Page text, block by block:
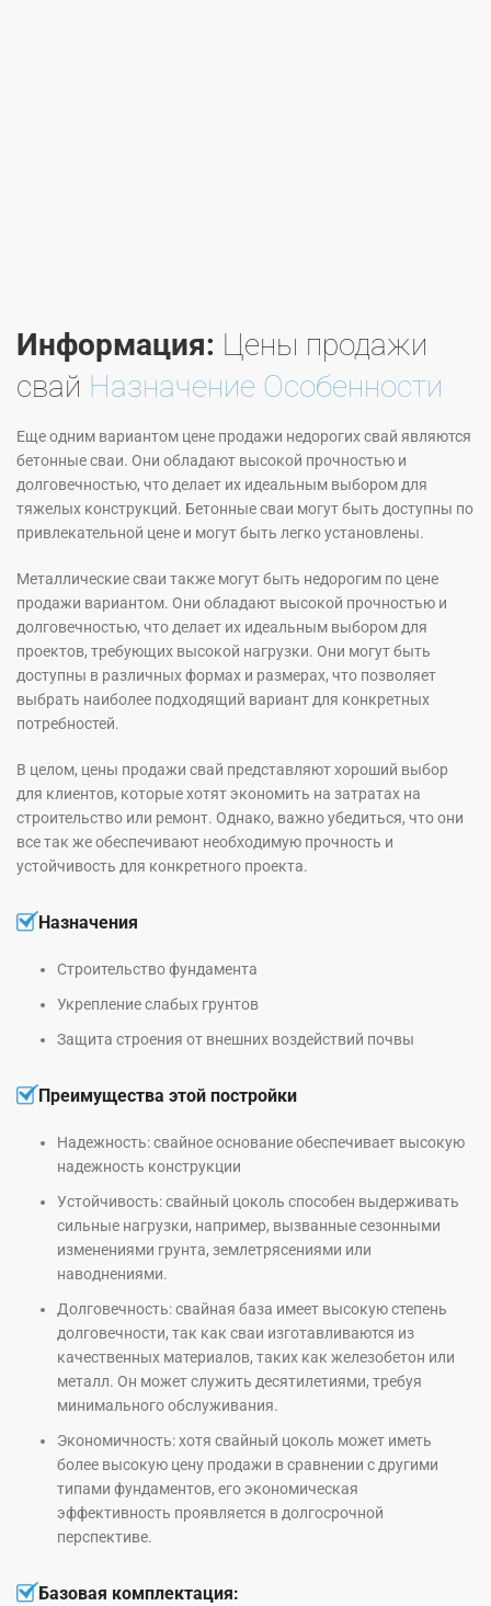
Информация: Цены продажи
свай Назначение Особенности
Еще одним вариантом цене продажи недорогих свай являются
бетонные сваи. Они обладают высокой прочностью и
долговечностью, что делает их идеальным выбором для
тяжелых конструкций. Бетонные сваи могут быть доступны по
привлекательной цене и могут быть легко установлены.
Металлические сваи также могут быть недорогим по цене
продажи вариантом. Они обладают высокой прочностью и
долговечностью, что делает их идеальным выбором для
проектов, требующих высокой нагрузки. Они могут быть
доступны в различных формах и размерах, что позволяет
выбрать наиболее подходящий вариант для конкретных
потребностей.
В целом, цены продажи свай представляют хороший выбор
для клиентов, которые хотят экономить на затратах на
строительство или ремонт. Однако, важно убедиться, что они
все так же обеспечивают необходимую прочность и
устойчивость для конкретного проекта.
Назначения
Строительство фундамента
Укрепление слабых грунтов
Защита строения от внешних воздействий почвы
Преимущества этой постройки
Надежность: свайное основание обеспечивает высокую
надежность конструкции
Устойчивость: свайный цоколь способен выдерживать
сильные нагрузки, например, вызванные сезонными
изменениями грунта, землетрясениями или
наводнениями.
Долговечность: свайная база имеет высокую степень
долговечности, так как сваи изготавливаются из
качественных материалов, таких как железобетон или
металл. Он может служить десятилетиями, требуя
минимального обслуживания.
Экономичность: хотя свайный цоколь может иметь
более высокую цену продажи в сравнении с другими
типами фундаментов, его экономическая
эффективность проявляется в долгосрочной
перспективе.
Базовая комплектация: